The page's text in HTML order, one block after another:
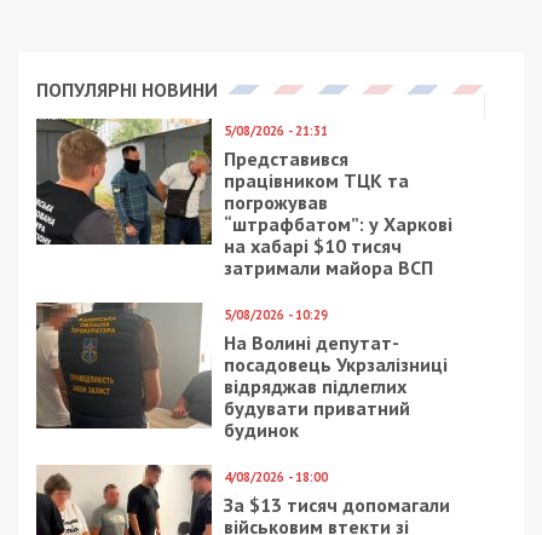
за останніми новинами!
Приєднатися
Читайте також
Предыдущая статья:
У Києві військовий ТЦК побив ветерана
на протезах
У Кропивницькому засудили
правоохоронця, який зґвалтував двох
неповнолітніх